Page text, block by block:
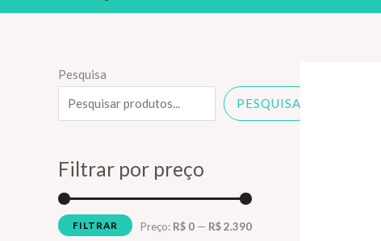
Pesquisa
PESQUISA
Filtrar por preço
PP
FILTRAR Preço: R$ 0 — R$ 2.390